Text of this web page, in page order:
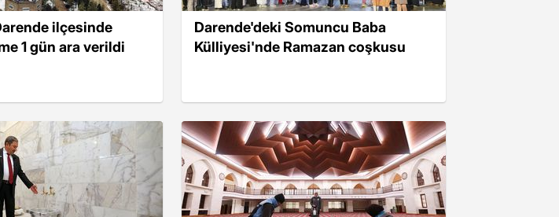
ilçesinde
1 gün ara verildi
Darende'deki Somuncu Baba
Külliyesi'nde Ramazan coşkusu